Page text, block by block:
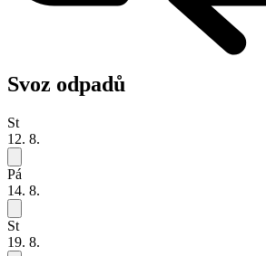
Svoz odpadů
St
12. 8.
Pá
14. 8.
St
19. 8.